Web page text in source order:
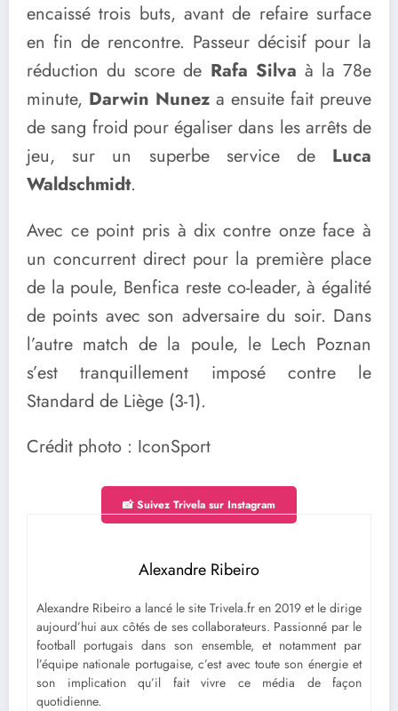
encaissé trois buts, avant de refaire surface
en fin de rencontre. Passeur décisif pour la
réduction du score de Rafa Silva à la 78e
minute, Darwin Nunez a ensuite fait preuve
de sang froid pour égaliser dans les arrêts de
jeu, sur un superbe service de Luca
Waldschmidt.
Avec ce point pris à dix contre onze face à
un concurrent direct pour la première place
de la poule, Benfica reste co-leader, à égalité
de points avec son adversaire du soir. Dans
l’autre match de la poule, le Lech Poznan
s’est tranquillement imposé contre le
Standard de Liège (3-1).
Crédit photo : IconSport
📸 Suivez Trivela sur Instagram
Alexandre Ribeiro
Alexandre Ribeiro a lancé le site Trivela.fr en 2019 et le dirige
aujourd’hui aux côtés de ses collaborateurs. Passionné par le
football portugais dans son ensemble, et notamment par
l’équipe nationale portugaise, c’est avec toute son énergie et
son implication qu’il fait vivre ce média de façon
quotidienne.